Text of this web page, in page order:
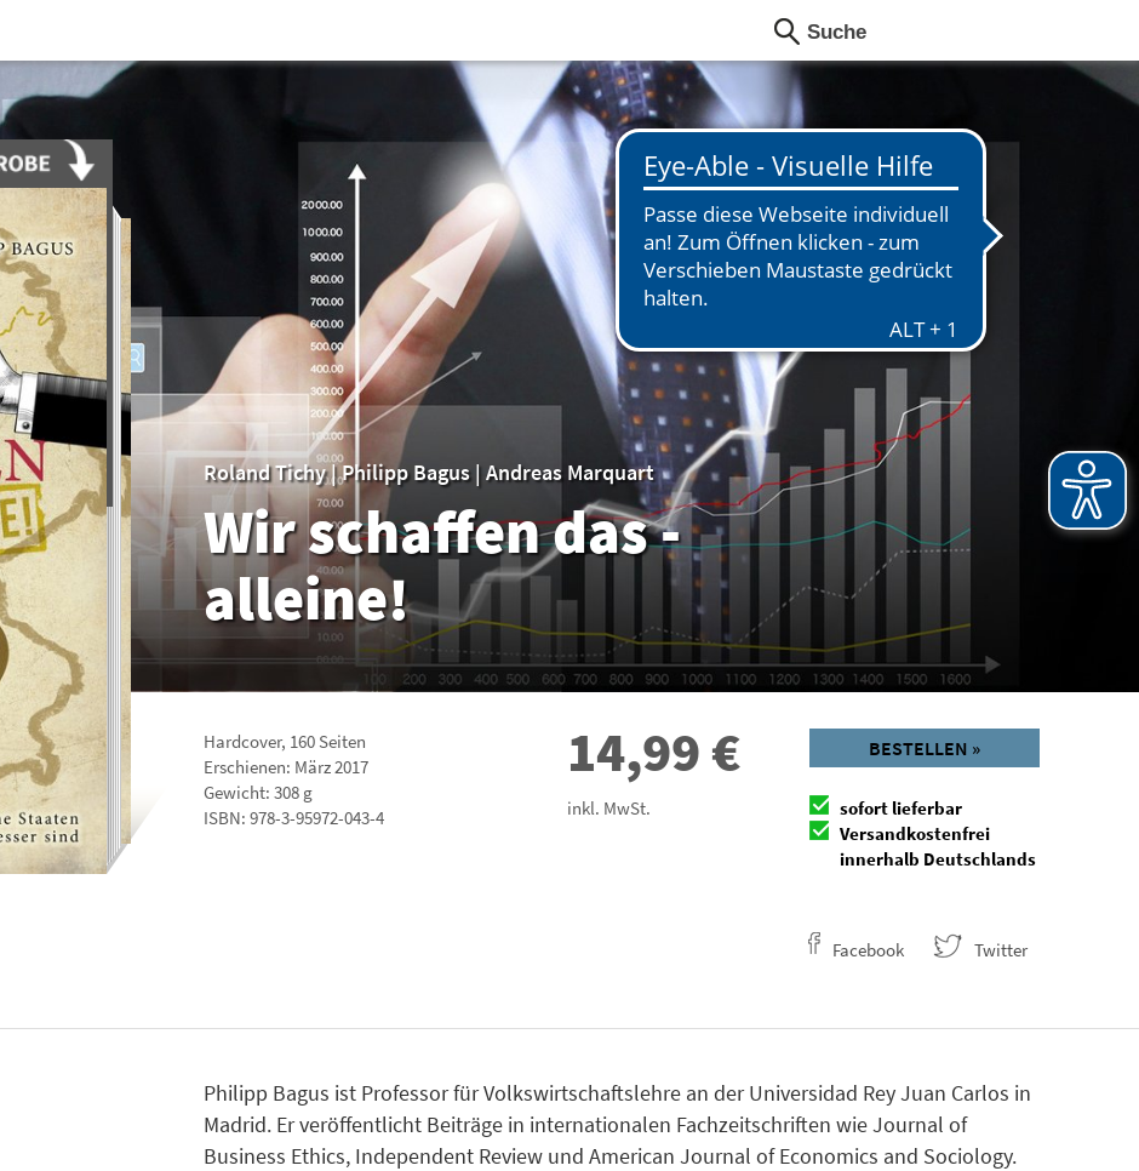
Roland Tichy|Philipp Bagus|Andreas Marquart
Wir schaffen das -
alleine!
Hardcover, 160 Seiten
Erschienen: März 2017
Gewicht: 308 g
ISBN: 978-3-95972-043-4
14,99€
inkl. MwSt.
BESTELLEN »
sofort lieferbar
Versandkostenfrei
innerhalb Deutschlands
Facebook Twitter
Philipp Bagus ist Professor für Volkswirtschaftslehre an der Universidad Rey Juan Carlos in
Madrid. Er veröffentlicht Beiträge in internationalen Fachzeitschriften wie Journal of
Business Ethics, Independent Review und American Journal of Economics and Sociology.